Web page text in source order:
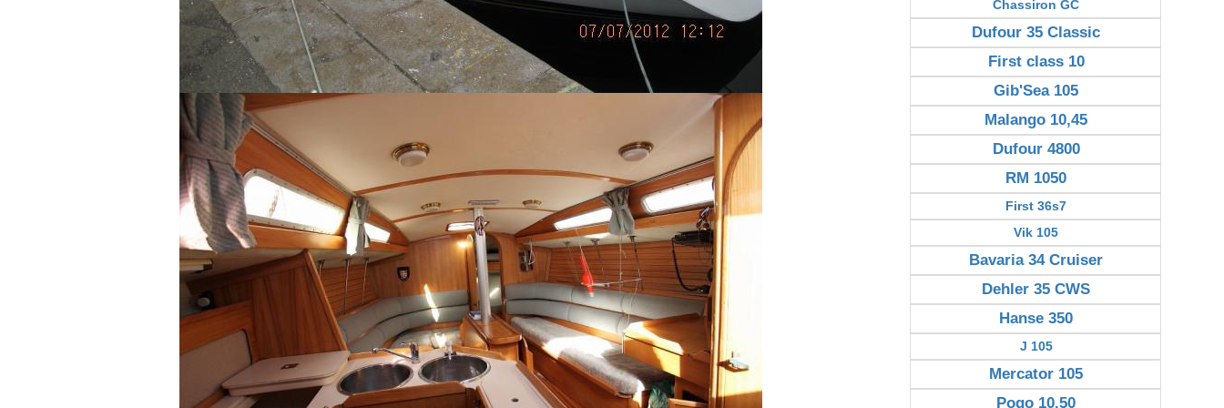
Chassiron GC
Dufour 35 Classic
First class 10
Gib'Sea 105
Malango 10,45
Dufour 4800
RM 1050
First 36s7
Vik 105
Bavaria 34 Cruiser
Dehler 35 CWS
Hanse 350
J 105
Mercator 105
Pogo 10.50